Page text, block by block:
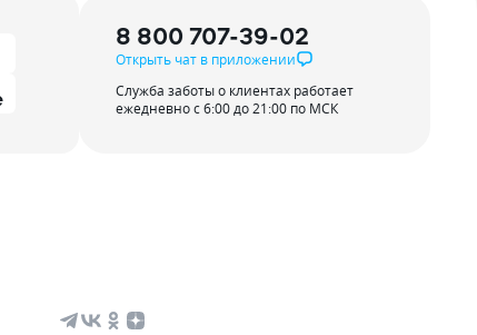
8 800 707-39-02
Открыть чат в приложении
Служба заботы о клиентах работает
ежедневно с 6:00 до 21:00 по МСК